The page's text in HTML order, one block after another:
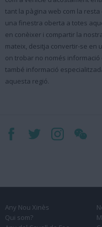
tant la pàgina web com la
una finestra oberta a totes
en conèixer i compartir la
mateix, desitja convertir-se en
on trobar no només informació
també informació
aquesta regió.
Any Nou Xinès
Qui som?